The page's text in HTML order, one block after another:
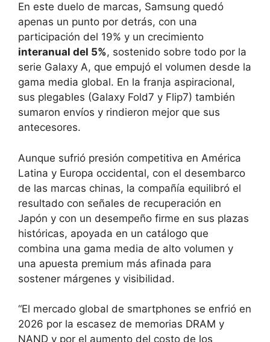
En este duelo de marcas, Samsung quedó
apenas un punto por detrás, con una
participación del 19% y un crecimiento
interanual del 5%, sostenido sobre todo por la
serie Galaxy A, que empujó el volumen desde la
gama media global. En la franja aspiracional,
sus plegables (Galaxy Fold7 y Flip7) también
sumaron envíos y rindieron mejor que sus
antecesores.
Aunque sufrió presión competitiva en América
Latina y Europa occidental, con el desembarco
de las marcas chinas, la compañía equilibró el
resultado con señales de recuperación en
Japón y con un desempeño firme en sus plazas
históricas, apoyada en un catálogo que
combina una gama media de alto volumen y
una apuesta premium más afinada para
sostener márgenes y visibilidad.
“El mercado global de smartphones se enfrió en
2026 por la escasez de memorias DRAM y
NAND y por el aumento del costo de los